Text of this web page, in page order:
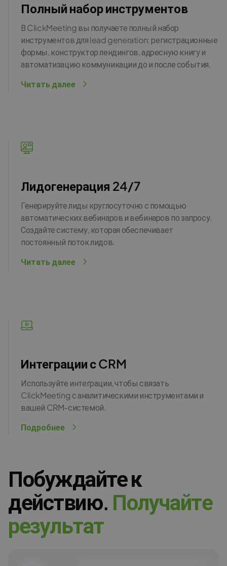
Полный набор инструментов
В ClickMeeting вы получаете полный набор
инструментов для lead generation: регистрационные
формы, конструктор лендингов, адресную книгу и
автоматизацию коммуникации до и после события.
Читать далее
Лидогенерация 24/7
Генерируйте лиды круглосуточно с помощью
автоматических вебинаров и вебинаров по запросу.
Создайте систему, которая обеспечивает
постоянный поток лидов.
Читать далее
Интеграции с CRM
Используйте интеграции, чтобы связать
ClickMeeting с аналитическими инструментами и
вашей CRM-системой.
Подробнее
Побуждайте к
действию. Получайте
результат